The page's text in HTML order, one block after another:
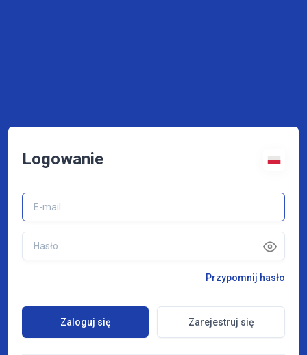
Logowanie
Przypomnij hasło
Zaloguj się Zarejestruj się